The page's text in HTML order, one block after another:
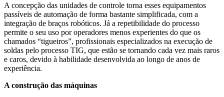
A concepção das unidades de controle torna esses equipamentos
passíveis de automação de forma bastante simplificada, com a
integração de braços robóticos. Já a repetibilidade do processo
permite o seu uso por operadores menos experientes do que os
chamados “tigueiros”, profissionais especializados na execução de
soldas pelo processo TIG, que estão se tornando cada vez mais raros
e caros, devido à habilidade desenvolvida ao longo de anos de
experiência.
A construção das máquinas